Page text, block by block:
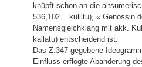
knüpft schon an die
536,102 = kuliltu), « Genossin
Namensgleichklang mit akk.
kallatu) entscheidend ist.
Das Z.347 gegebene
Einfluss erflogte Abänderung